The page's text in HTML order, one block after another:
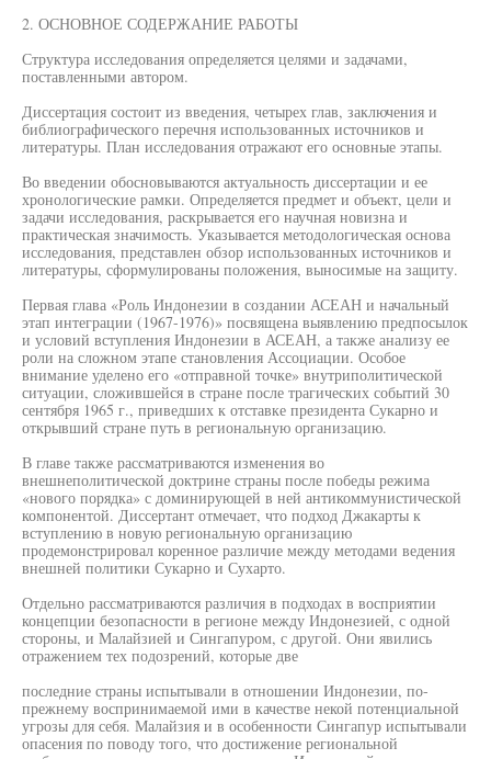
2. ОСНОВНОЕ СОДЕРЖАНИЕ РАБОТЫ
Структура исследования определяется целями и задачами,
поставленными автором.
Диссертация состоит из введения, четырех глав, заключения и
библиографического перечня использованных источников и
литературы. План исследования отражают его основные этапы.
Во введении обосновываются актуальность диссертации и ее
хронологические рамки. Определяется предмет и объект, цели и
задачи исследования, раскрывается его научная новизна и
практическая значимость. Указывается методологическая основа
исследования, представлен обзор использованных источников и
литературы, сформулированы положения, выносимые на защиту.
Первая глава «Роль Индонезии в создании АСЕАН и начальный
этап интеграции (1967-1976)» посвящена выявлению предпосылок
и условий вступления Индонезии в АСЕАН, а также анализу ее
роли на сложном этапе становления Ассоциации. Особое
внимание уделено его «отправной точке» внутриполитической
ситуации, сложившейся в стране после трагических событий 30
сентября 1965 г., приведших к отставке президента Сукарно и
открывший стране путь в региональную организацию.
В главе также рассматриваются изменения во
внешнеполитической доктрине страны после победы режима
«нового порядка» с доминирующей в ней антикоммунистической
компонентой. Диссертант отмечает, что подход Джакарты к
вступлению в новую региональную организацию
продемонстрировал коренное различие между методами ведения
внешней политики Сукарно и Сухарто.
Отдельно рассматриваются различия в подходах в восприятии
концепции безопасности в регионе между Индонезией, с одной
стороны, и Малайзией и Сингапуром, с другой. Они явились
отражением тех подозрений, которые две
последние страны испытывали в отношении Индонезии, по-
прежнему воспринимаемой ими в качестве некой потенциальной
угрозы для себя. Малайзия и в особенности Сингапур испытывали
опасения по поводу того, что достижение региональной